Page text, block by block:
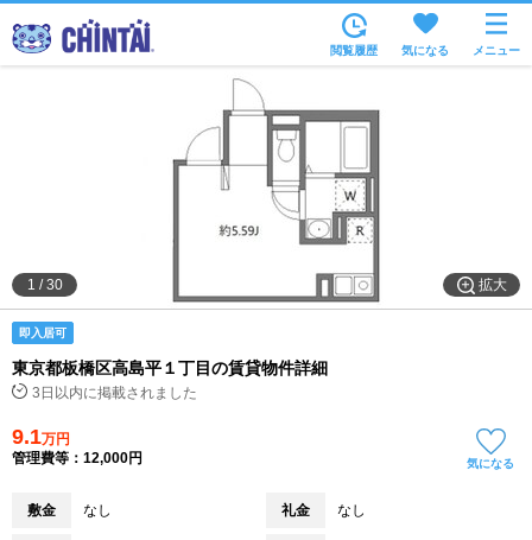
住所から
家賃相場から
通勤通学時間から
物件特集から
不動産会社から
閲覧履歴 気になる メニュー
拡大
1 /30
即入居可
東京都板橋区高島平１丁目の賃貸物件詳細
3日以内に掲載されました
9.1万円
管理費等：12,000円
気になる
敷金 なし 礼金 なし